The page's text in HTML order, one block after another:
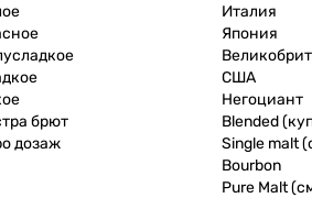
брют
дозаж
Италия
Япония
США
Негоциант
Blended
Single malt
Bourbon
Pure Malt